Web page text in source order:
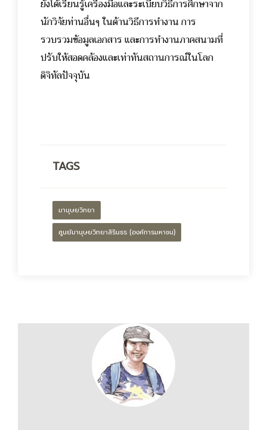
ยังได้เรียนรู้เครื่องมือและระเบียบวิธีการศึกษาจาก
นักวิจัยท่านอื่นๆ ในด้านวิธีการทำงาน การ
รวบรวมข้อมูลเอกสาร และการทำงานภาคสนามที่
ปรับให้สอดคล้องและเท่าทันสถานการณ์ในโลก
ดิจิทัลปัจจุบัน
TAGS
มานุษยวิทยา
ศูนย์มานุษยวิทยาสิรินธร (องค์การมหาชน)